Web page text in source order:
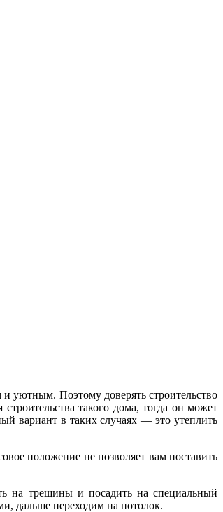
уютным. Поэтому доверять строительство
такого дома, тогда он может
вариант в таких случаях — это утеплить
положение не позволяет вам поставить
на трещины и посадить на специальный
дальше переходим на потолок.